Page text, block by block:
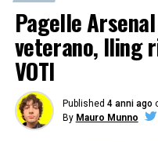
Pagelle
veterano, Iling
VOTI
Published 4 anni ago
By Mauro Munno